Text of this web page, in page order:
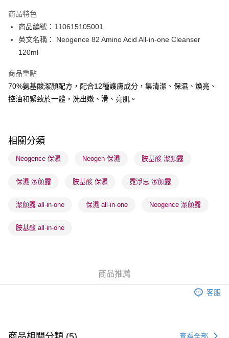
PayMe
WeChat Pay
送貨方式
順豐自助櫃 - 確認發貨後1-3個工作天送達
順豐站及營業點 - 確認發貨後1-3個工作天送達
物流公司進行物流配送
取。逾期會取消訂單，並不會安排重寄
取。逾期會取消訂單，並不會安排重寄
商品特色
商品編號：110615105001
英文名稱： Neogence 82 Amino Acid All-in-one Cleanser
120ml
商品重點
70%氨基酸潔顏配方，配合12種護膚成分，集清潔、保濕、煥亮、
控油和緊致於一體，洗出嫩、滑、亮肌。
相關分類
Neogence 保濕 Neogen 保濕 胺基酸 潔顏露
保濕 潔顏露 胺基酸 保濕 霓淨思 潔顏露
潔顏露 all-in-one 保濕 all-in-one Neogence 潔顏露
胺基酸 all-in-one
商品推薦
客服
查看全部